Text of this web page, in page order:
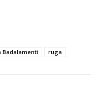
Badalamenti ruga